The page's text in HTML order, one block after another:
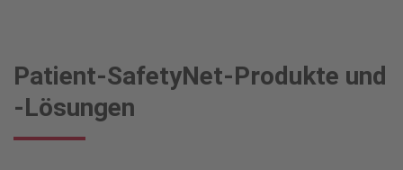
Patient-SafetyNet-Produkte und
-Lösungen